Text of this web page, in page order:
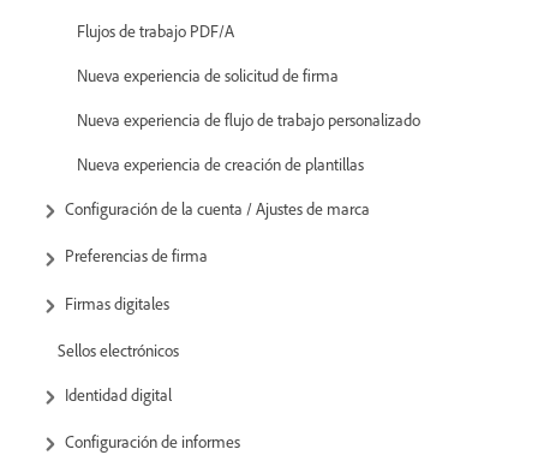
Flujos de trabajo PDF/A
Nueva experiencia de solicitud de firma
Nueva experiencia de flujo de trabajo personalizado
Nueva experiencia de creación de plantillas
Configuración de la cuenta / Ajustes de marca
Preferencias de firma
Firmas digitales
Sellos electrónicos
Identidad digital
Configuración de informes